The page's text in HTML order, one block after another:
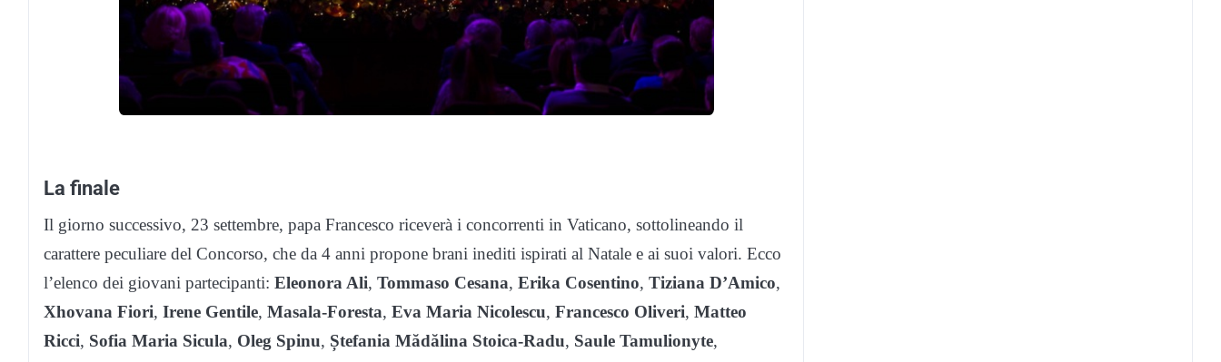
La finale
Il giorno successivo, 23 settembre, papa Francesco riceverà i concorrenti in Vaticano, sottolineando il
carattere peculiare del Concorso, che da 4 anni propone brani inediti ispirati al Natale e ai suoi valori. Ecco
l’elenco dei giovani partecipanti: Eleonora Ali, Tommaso Cesana, Erika Cosentino, Tiziana D’Amico,
Xhovana Fiori, Irene Gentile, Masala-Foresta, Eva Maria Nicolescu, Francesco Oliveri, Matteo
Ricci, Sofia Maria Sicula, Oleg Spinu, Ștefania Mădălina Stoica-Radu, Saule Tamulionyte,